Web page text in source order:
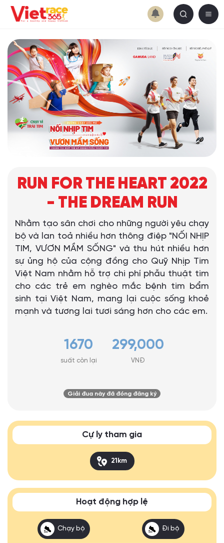
RUN FOR THE HEART 2022
- THE DREAM RUN
Nhằm tạo sân chơi cho những người yêu chạy
bộ và lan toả nhiều hơn thông điệp "NỐI NHỊP
TIM, VƯƠN MẦM SỐNG" và thu hút nhiều hơn
sự ủng hộ của cộng đồng cho Quỹ Nhịp Tim
Việt Nam nhằm hỗ trợ chi phí phẫu thuật tim
cho các trẻ em nghèo mắc bệnh tim bẩm
sinh tại Việt Nam, mang lại cuộc sống khoẻ
mạnh và tương lai tươi sáng hơn cho các em.
1670
suất còn lại
299,000
VNĐ
Giải đua này đã đóng đăng ký
Cự ly tham gia
21km
Hoạt động hợp lệ
Chạy bộ Đi bộ